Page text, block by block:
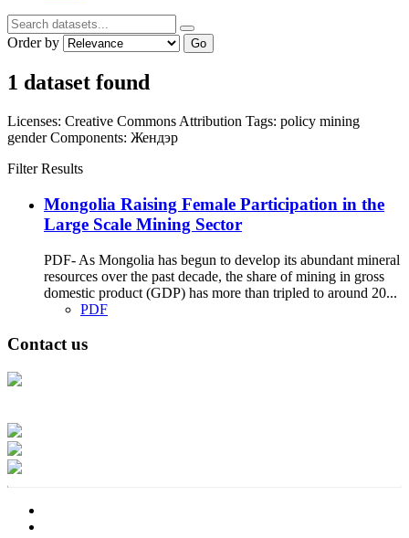
Order by Go
1 dataset found
Licenses: Creative Commons Attribution Tags: policy mining
genderComponents: Жендэр
Filter Results
Mongolia Raising Female Participation in the
Large Scale Mining Sector
PDF- As Mongolia has begun to develop its abundant mineral
resources over the past decade, the share of mining in gross
domestic product (GDP) has more than tripled to around 20...
PDF
Contact us